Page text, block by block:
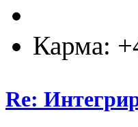
Карма:
Re: